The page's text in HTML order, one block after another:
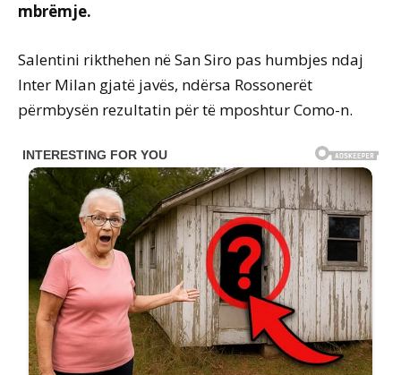
mbrëmje.
Salentini rikthehen në San Siro pas humbjes ndaj
Inter Milan gjatë javës, ndërsa Rossonerët
përmbysën rezultatin për të mposhtur Como-n.